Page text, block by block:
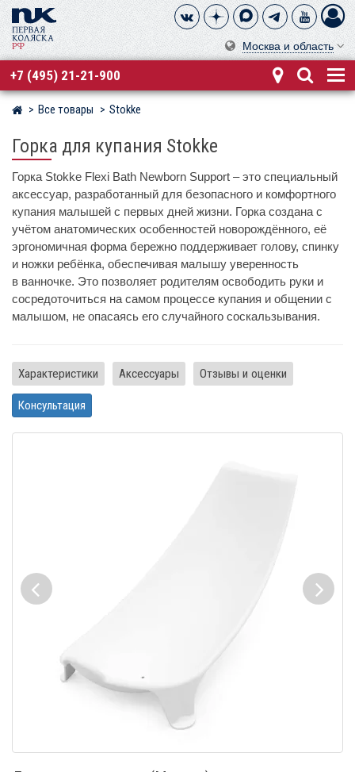
Москва и область
+7 (495) 21-21-900
Магазин детских колясок
Все товары Stokke
Горка для купания Stokke
Горка Stokke Flexi Bath Newborn Support – это специальный
аксессуар, разработанный для безопасного и комфортного
купания малышей с первых дней жизни. Горка создана с
учётом анатомических особенностей новорождённого, её
эргономичная форма бережно поддерживает голову, спинку
и ножки ребёнка, обеспечивая малышу уверенность
в ванночке. Это позволяет родителям освободить руки и
сосредоточиться на самом процессе купания и общении с
малышом, не опасаясь его случайного соскальзывания.
Характеристики Аксессуары Отзывы и оценки
Консультация